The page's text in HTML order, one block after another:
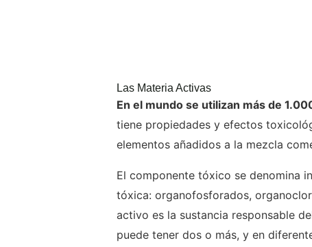
Las Materia Activas
En el mundo se utilizan más de
tiene propiedades y efectos
elementos añadidos a la mezcla
El componente tóxico se denomina
tóxica: organofosforados,
activo es la sustancia responsable
puede tener dos o más, y en